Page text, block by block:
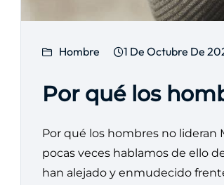
Hombre 1 De Octubre De
Por qué los
Por qué los hombres no lideran
pocas veces hablamos de ello
han alejado y enmudecido